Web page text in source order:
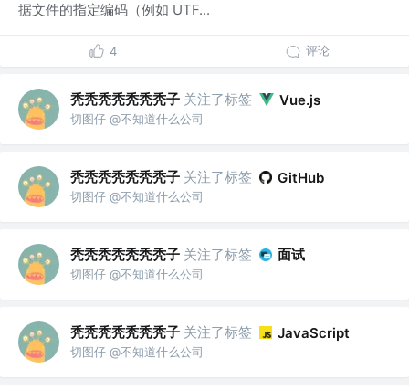
据文件的指定编码（例如 UTF...
4 评论
秃秃秃秃秃秃秃子 关注了标签 Vue.js
切图仔 @不知道什么公司
秃秃秃秃秃秃秃子 关注了标签 GitHub
切图仔 @不知道什么公司
秃秃秃秃秃秃秃子 关注了标签 面试
切图仔 @不知道什么公司
秃秃秃秃秃秃秃子 关注了标签 JavaScript
切图仔 @不知道什么公司